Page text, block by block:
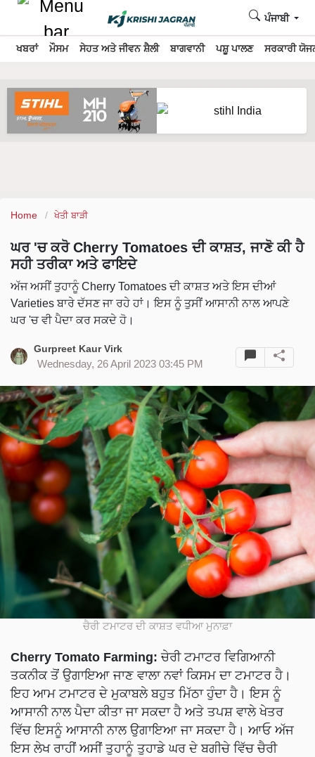
ਖਬਰਾਂ ਮੌਸਮ ਸੇਹਤ ਅਤੇ ਜੀਵਨ ਸ਼ੈਲੀ ਬਾਗਵਾਨੀ ਪਸ਼ੂ ਪਾਲਣ ਸਰਕਾਰੀ
ਪੰਜਾਬੀ
Home ਖੇਤੀ ਬਾੜੀ
ਘਰ 'ਚ ਕਰੋ Cherry Tomatoes ਦੀ ਕਾਸ਼ਤ, ਜਾਣੋ ਕੀ ਹੈ
ਸਹੀ ਤਰੀਕਾ ਅਤੇ ਫਾਇਦੇ
ਅੱਜ ਅਸੀਂ ਤੁਹਾਨੂੰ Cherry Tomatoes ਦੀ ਕਾਸ਼ਤ ਅਤੇ ਇਸ ਦੀਆਂ
Varieties ਬਾਰੇ ਦੱਸਣ ਜਾ ਰਹੇ ਹਾਂ। ਇਸ ਨੂੰ ਤੁਸੀਂ ਆਸਾਨੀ ਨਾਲ ਆਪਣੇ
ਘਰ 'ਚ ਵੀ ਪੈਦਾ ਕਰ ਸਕਦੇ ਹੋ।
Gurpreet Kaur Virk
Wednesday, 26 April 2023 03:45 PM
ਚੈਰੀ ਟਮਾਟਰ ਦੀ ਕਾਸ਼ਤ ਵਧੀਆ ਮੁਨਾਫ਼ਾ
Cherry Tomato Farming: ਚੇਰੀ ਟਮਾਟਰ ਵਿਗਿਆਨੀ
ਤਕਨੀਕ ਤੋਂ ਉਗਾਇਆ ਜਾਣ ਵਾਲਾ ਨਵਾਂ ਕਿਸਮ ਦਾ ਟਮਾਟਰ ਹੈ।
ਇਹ ਆਮ ਟਮਾਟਰ ਦੇ ਮੁਕਾਬਲੇ ਬਹੁਤ ਮਿੱਠਾ ਹੁੰਦਾ ਹੈ। ਇਸ ਨੂੰ
ਆਸਾਨੀ ਨਾਲ ਪੈਦਾ ਕੀਤਾ ਜਾ ਸਕਦਾ ਹੈ ਅਤੇ ਤਪਸ਼ ਵਾਲੇ ਖੇਤਰ
ਵਿੱਚ ਇਸਨੂੰ ਆਸਾਨੀ ਨਾਲ ਉਗਾਇਆ ਜਾ ਸਕਦਾ ਹੈ। ਆਓ ਅੱਜ
ਇਸ ਲੇਖ ਰਾਹੀਂ ਅਸੀਂ ਤੁਹਾਨੂੰ ਤੁਹਾਡੇ ਘਰ ਦੇ ਬਗੀਚੇ ਵਿੱਚ ਚੈਰੀ